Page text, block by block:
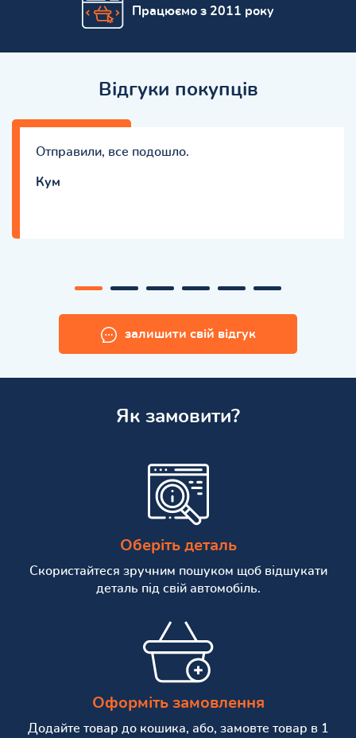
Працюємо з 2011 року
Відгуки покупців
Отправили, все подошло.
Кум
залишити свій відгук
Як замовити?
Оберіть деталь
Скористайтеся зручним пошуком щоб відшукати
деталь під свій автомобіль.
Оформіть замовлення
Додайте товар до кошика, або, замовте товар в 1